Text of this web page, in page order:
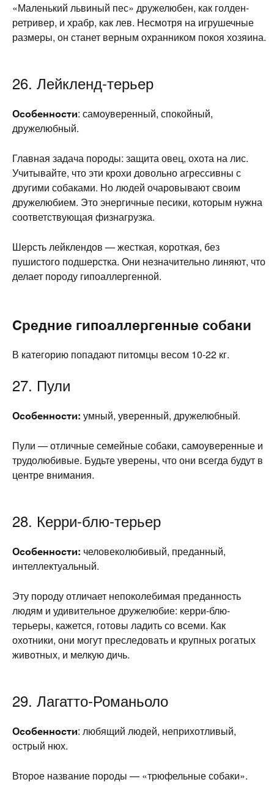
«Маленький львиный пес» дружелюбен, как голден-
ретривер, и храбр, как лев. Несмотря на игрушечные
размеры, он станет верным охранником покоя хозяина.
26. Лейкленд-терьер
Особенности: самоуверенный, спокойный,
дружелюбный.
Главная задача породы: защита овец, охота на лис.
Учитывайте, что эти крохи довольно агрессивны с
другими собаками. Но людей очаровывают своим
дружелюбием. Это энергичные песики, которым нужна
соответствующая физнагрузка.
Шерсть лейклендов — жесткая, короткая, без
пушистого подшерстка. Они незначительно линяют, что
делает породу гипоаллергенной.
Средние гипоаллергенные собаки
В категорию попадают питомцы весом 10-22 кг.
27. Пули
Особенности: умный, уверенный, дружелюбный.
Пули — отличные семейные собаки, самоуверенные и
трудолюбивые. Будьте уверены, что они всегда будут в
центре внимания.
28. Керри-блю-терьер
Особенности: человеколюбивый, преданный,
интеллектуальный.
Эту породу отличает непоколебимая преданность
людям и удивительное дружелюбие: керри-блю-
терьеры, кажется, готовы ладить со всеми. Как
охотники, они могут преследовать и крупных рогатых
животных, и мелкую дичь.
29. Лагатто-Романьоло
Особенности: любящий людей, неприхотливый,
острый нюх.
Второе название породы — «трюфельные собаки».